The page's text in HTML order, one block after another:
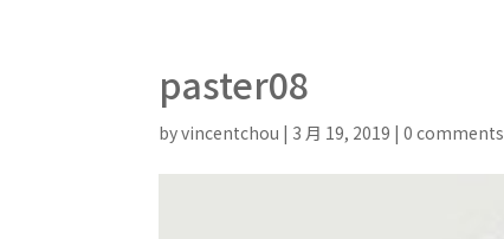
paster08
byvincentchou | 3 月 19, 2019 |0 comments